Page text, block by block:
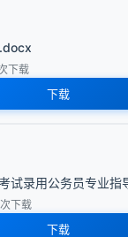
下载
下载
试录用公务员专业指
下载
下载